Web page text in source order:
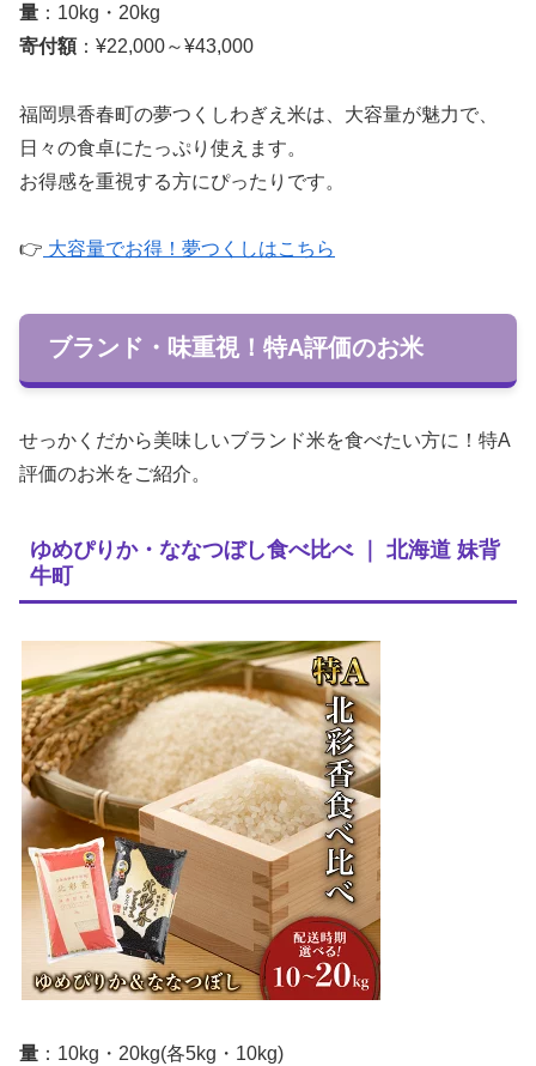
量 ：10kg・20kg
寄付額：¥22,000～¥43,000
福岡県香春町の夢つくしわぎえ米は、大容量が魅力で、
日々の食卓にたっぷり使えます。
お得感を重視する方にぴったりです。
👉 大容量でお得！夢つくしはこちら
ブランド・味重視！特A評価のお米
せっかくだから美味しいブランド米を食べたい方に！特A
評価のお米をご紹介。
ゆめぴりか・ななつぼし食べ比べ ｜ 北海道 妹背
牛町
量 ：10kg・20kg(各5kg・10kg)